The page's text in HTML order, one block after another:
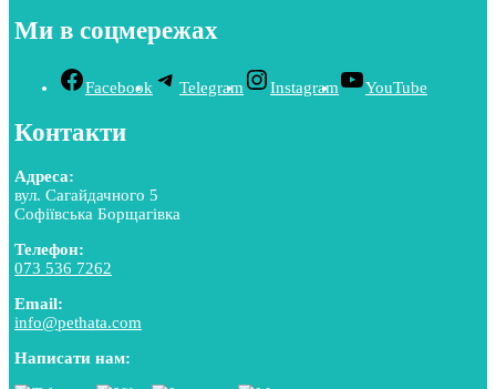
Ми в соцмережах
Facebook Telegram Instagram YouTube
Контакти
Адреса:
вул. Сагайдачного 5
Софіївська Борщагівка
Телефон:
073 536 7262
Email:
info@pethata.com
Написати нам: